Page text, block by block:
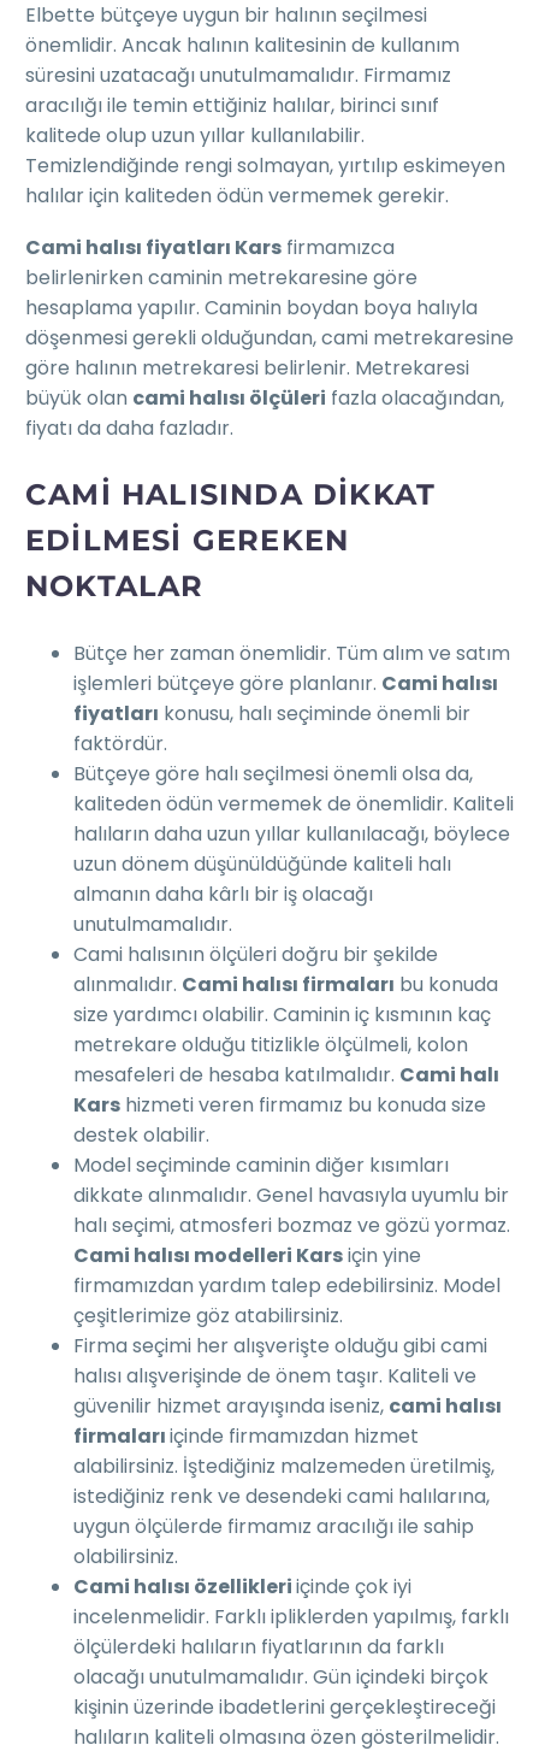
Elbette bütçeye uygun bir halının seçilmesi
önemlidir. Ancak halının kalitesinin de kullanım
süresini uzatacağı unutulmamalıdır. Firmamız
aracılığı ile temin ettiğiniz halılar, birinci sınıf
kalitede olup uzun yıllar kullanılabilir.
Temizlendiğinde rengi solmayan, yırtılıp eskimeyen
halılar için kaliteden ödün vermemek gerekir.
Cami halısı fiyatları Kars firmamızca
belirlenirken caminin metrekaresine göre
hesaplama yapılır. Caminin boydan boya halıyla
döşenmesi gerekli olduğundan, cami metrekaresine
göre halının metrekaresi belirlenir. Metrekaresi
büyük olan cami halısı ölçüleri fazla olacağından,
fiyatı da daha fazladır.
CAMI HALISINDA DIKKAT
EDILMESI GEREKEN
NOKTALAR
Bütçe her zaman önemlidir. Tüm alım ve satım
işlemleri bütçeye göre planlanır. Cami halısı
fiyatları konusu, halı seçiminde önemli bir
faktördür.
Bütçeye göre halı seçilmesi önemli olsa da,
kaliteden ödün vermemek de önemlidir. Kaliteli
halıların daha uzun yıllar kullanılacağı, böylece
uzun dönem düşünüldüğünde kaliteli halı
almanın daha kârlı bir iş olacağı
unutulmamalıdır.
Cami halısının ölçüleri doğru bir şekilde
alınmalıdır. Cami halısı firmaları bu konuda
size yardımcı olabilir. Caminin iç kısmının kaç
metrekare olduğu titizlikle ölçülmeli, kolon
mesafeleri de hesaba katılmalıdır. Cami halı
Kars hizmeti veren firmamız bu konuda size
destek olabilir.
Model seçiminde caminin diğer kısımları
dikkate alınmalıdır. Genel havasıyla uyumlu bir
halı seçimi, atmosferi bozmaz ve gözü yormaz.
Cami halısı modelleri Karsiçin yine
firmamızdan yardım talep edebilirsiniz. Model
çeşitlerimize göz atabilirsiniz.
Firma seçimi her alışverişte olduğu gibi cami
halısı alışverişinde de önem taşır. Kaliteli ve
güvenilir hizmet arayışında iseniz, cami halısı
firmalarıiçinde firmamızdan hizmet
alabilirsiniz. İştediğiniz malzemeden üretilmiş,
istediğiniz renk ve desendeki cami halılarına,
uygun ölçülerde firmamız aracılığı ile sahip
olabilirsiniz.
Cami halısı özellikleriiçinde çok iyi
incelenmelidir. Farklı ipliklerden yapılmış, farklı
ölçülerdeki halıların fiyatlarının da farklı
olacağı unutulmamalıdır. Gün içindeki birçok
kişinin üzerinde ibadetlerini gerçekleştireceği
halıların kaliteli olmasına özen gösterilmelidir.